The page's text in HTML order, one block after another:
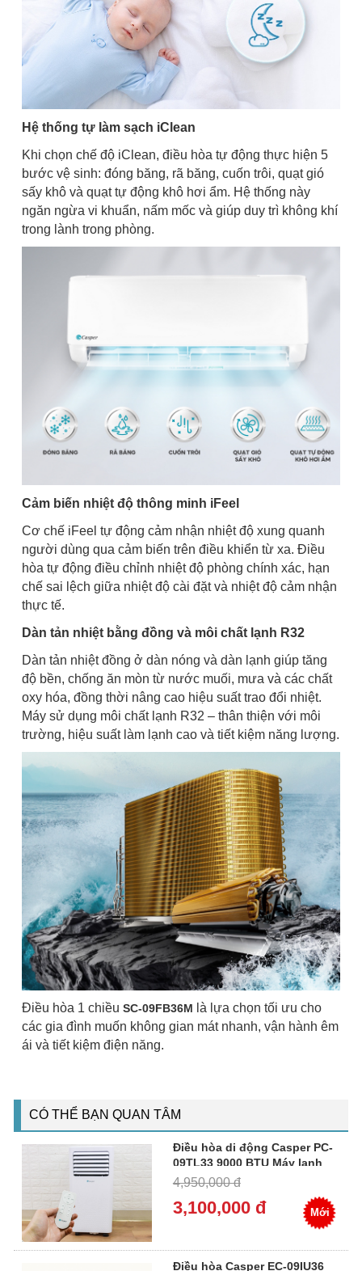
Hệ thống tự làm sạch iClean
Khi chọn chế độ iClean, điều hòa tự động thực hiện 5
bước vệ sinh: đóng băng, rã băng, cuốn trôi, quạt gió
sấy khô và quạt tự động khô hơi ẩm. Hệ thống này
ngăn ngừa vi khuẩn, nấm mốc và giúp duy trì không khí
trong lành trong phòng.
Cảm biến nhiệt độ thông minh iFeel
Cơ chế iFeel tự động cảm nhận nhiệt độ xung quanh
người dùng qua cảm biến trên điều khiển từ xa. Điều
hòa tự động điều chỉnh nhiệt độ phòng chính xác, hạn
chế sai lệch giữa nhiệt độ cài đặt và nhiệt độ cảm nhận
thực tế.
Dàn tản nhiệt bằng đồng và môi chất lạnh R32
Dàn tản nhiệt đồng ở dàn nóng và dàn lạnh giúp tăng
độ bền, chống ăn mòn từ nước muối, mưa và các chất
oxy hóa, đồng thời nâng cao hiệu suất trao đổi nhiệt.
Máy sử dụng môi chất lạnh R32 – thân thiện với môi
trường, hiệu suất làm lạnh cao và tiết kiệm năng lượng.
Điều hòa 1 chiều SC-09FB36M là lựa chọn tối ưu cho
các gia đình muốn không gian mát nhanh, vận hành êm
ái và tiết kiệm điện năng.
CÓ THỂ BẠN QUAN TÂM
Điều hòa di động Casper PC-
09TL33 9000 BTU Máy lạnh
mini 1.0HP
4,950,000 đ
3,100,000 đ Mới
Điều hòa Casper EC-09IU36